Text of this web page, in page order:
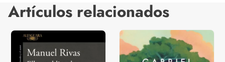
Artículos relacionados